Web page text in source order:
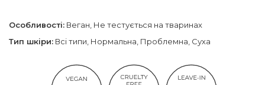
Особливості: Веган, Не тестується на тваринах
Тип шкіри: Всі типи, Нормальна, Проблемна, Суха